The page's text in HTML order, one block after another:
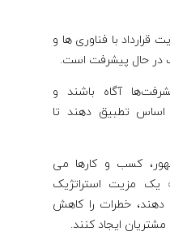
قرارداد با فناوری ها و
در حال پیشرفت است.
آگاه باشند و
اساس تطبیق دهند تا
کسب و کارها می
یک مزیت استراتژیک
دهند، خطرات را کاهش
ایجاد کنند.